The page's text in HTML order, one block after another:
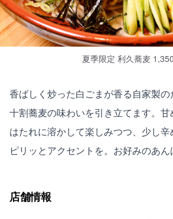
夏季限定 利久蕎麦
香ばしく炒った白ごまが香る自家製
十割蕎麦の味わいを引き立てます。
はたれに溶かして楽しみつつ、少し
ピリッとアクセントを。お好みのあん
店舗情報